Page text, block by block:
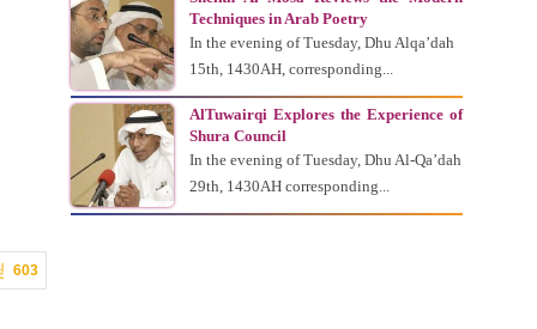
603
Techniques in Arab Poetry
In the evening of Tuesday, Dhu Alqa’dah
15th, 1430AH, corresponding...
AlTuwairqi Explores the Experience of
Shura Council
In the evening of Tuesday, Dhu Al-Qa’dah
29th, 1430AH corresponding...